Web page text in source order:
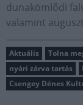
dunakömlődi
valamint
Aktuális Tolna
nyári zárva tartás
Csengey Dénes